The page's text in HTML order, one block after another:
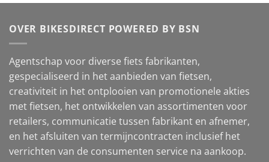
OVER BIKESDIRECT POWERED BY BSN
Agentschap voor diverse fiets fabrikanten,
gespecialiseerd in het aanbieden van fietsen,
creativiteit in het ontplooien van promotionele akties
met fietsen, het ontwikkelen van assortimenten voor
retailers, communicatie tussen fabrikant en afnemer,
en het afsluiten van termijncontracten inclusief het
verrichten van de consumenten service na aankoop.